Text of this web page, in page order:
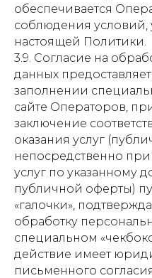
обеспечивается
соблюдения условий,
настоящей Политики.
3.9. Согласие на
данных
заполнении
сайте Операторов,
заключение
оказания услуг
непосредственно
услуг по указанному
публичной оферты)
«галочки»,
обработку
специальном
действие имеет
письменного